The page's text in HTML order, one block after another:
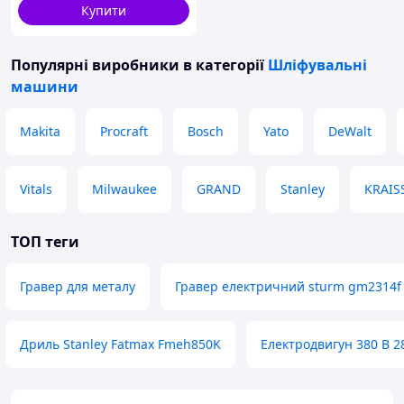
Купити
Популярні виробники в категорії Шліфувальні
машини
Makita Procraft Bosch Yato DeWalt
Vitals Milwaukee GRAND Stanley
ТОП теги
Гравер для металу Гравер електричний sturm gm2314f
Дриль Stanley Fatmax Fmeh850K Електродвигун 380 В